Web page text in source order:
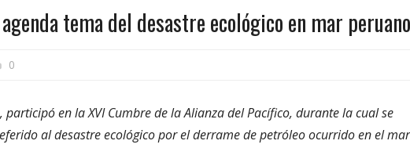
tema del desastre ecológico en mar peruano
0
en la XVI Cumbre de la Alianza del Pacífico, durante la cual se
al desastre ecológico por el derrame de petróleo ocurrido en el mar